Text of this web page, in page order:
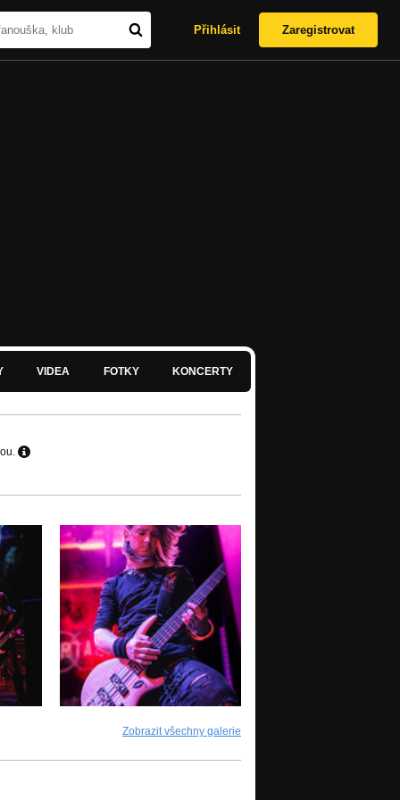
Přihlásit Zaregistrovat
VIDEA FOTKY KONCERTY
Zobrazit všechny galerie